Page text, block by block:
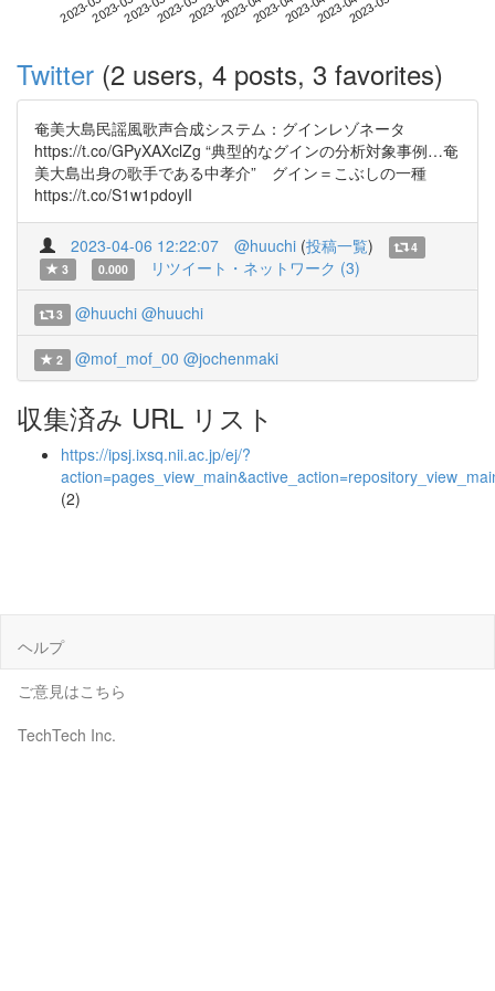
Twitter (2 users, 4 posts, 3 favorites)
奄美大島民謡風歌声合成システム：グインレゾネータ
https://t.co/GPyXAXclZg “典型的なグインの分析対象事例…奄
美大島出身の歌手である中孝介” グイン＝こぶしの一種
https://t.co/S1w1pdoylI
2023-04-06 12:22:07 @huuchi (投稿一覧)
4
3
0.000 リツイート・ネットワーク (3)
3 @huuchi @huuchi
2 @mof_mof_00 @jochenmaki
収集済み URL リスト
https://ipsj.ixsq.nii.ac.jp/ej/?
(2)
ヘルプ
ご意見はこちら
TechTech Inc.